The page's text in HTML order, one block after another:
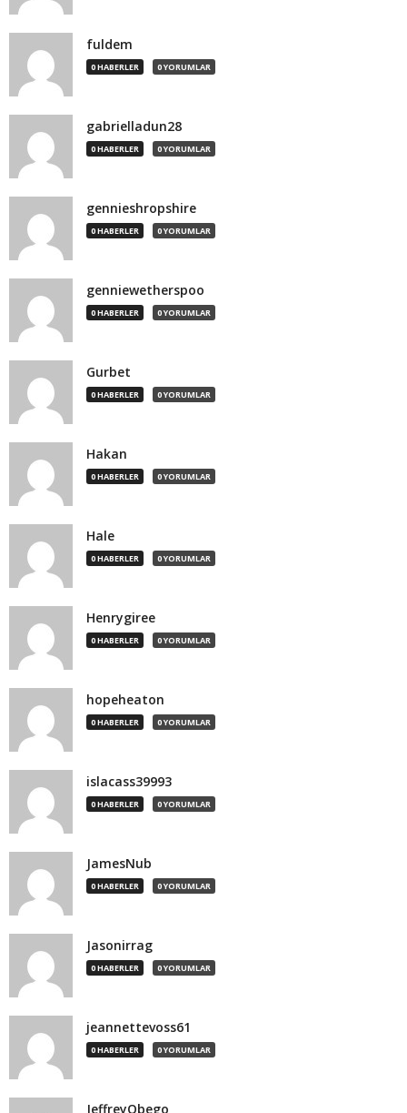
fuldem
0 HABERLER 0 YORUMLAR
gabrielladun28
0 HABERLER 0 YORUMLAR
gennieshropshire
0 HABERLER 0 YORUMLAR
genniewetherspoo
0 HABERLER 0 YORUMLAR
Gurbet
0 HABERLER 0 YORUMLAR
Hakan
0 HABERLER 0 YORUMLAR
Hale
0 HABERLER 0 YORUMLAR
Henrygiree
0 HABERLER 0 YORUMLAR
hopeheaton
0 HABERLER 0 YORUMLAR
islacass39993
0 HABERLER 0 YORUMLAR
JamesNub
0 HABERLER 0 YORUMLAR
Jasonirrag
0 HABERLER 0 YORUMLAR
jeannettevoss61
0 HABERLER 0 YORUMLAR
JeffreyObego